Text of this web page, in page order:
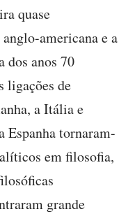
quase
americana e a
anos 70
ligações de
a Itália e
Espanha tornaram-
em filosofia,
grande